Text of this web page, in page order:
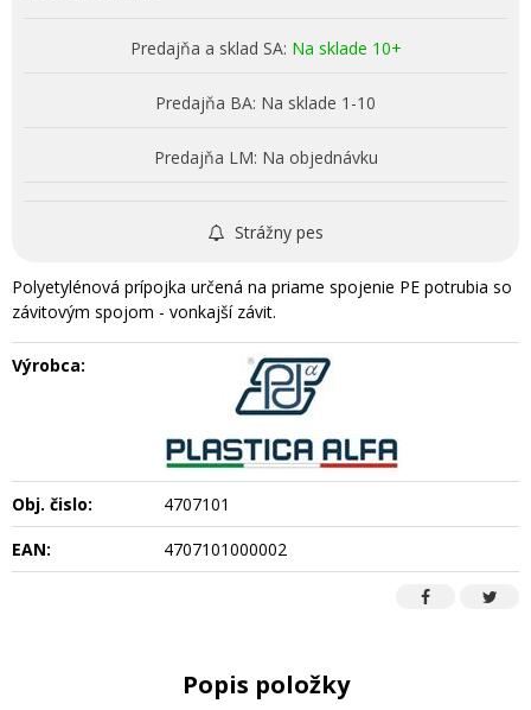
Predajňa a sklad SA: Na sklade 10+
Predajňa BA: Na sklade 1-10
Predajňa LM: Na objednávku
Strážny pes
Polyetylénová prípojka určená na priame spojenie PE potrubia so
závitovým spojom - vonkajší závit.
Výrobca:
Obj. čislo:
4707101
EAN:
4707101000002
Popis položky